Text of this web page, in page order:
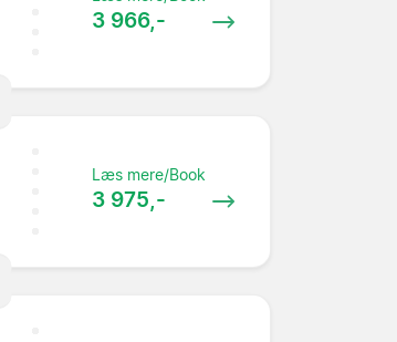
3 966,-
Læs mere/Book
3 975,-